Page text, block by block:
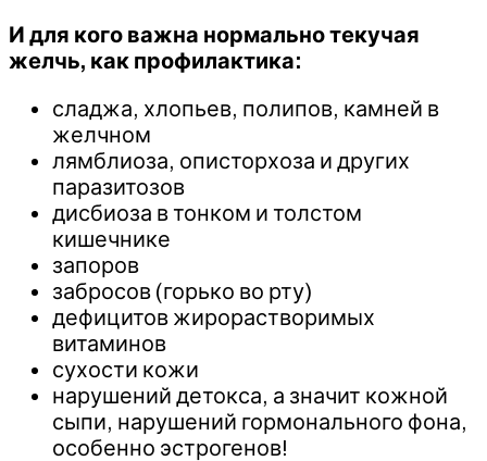
И для кого важна нормально текучая
желчь, как профилактика:
сладжа, хлопьев, полипов, камней в
желчном
лямблиоза, описторхоза и других
паразитозов
дисбиоза в тонком и толстом
кишечнике
запоров
забросов (горько во рту)
дефицитов жирорастворимых
витаминов
сухости кожи
нарушений детокса, а значит кожной
сыпи, нарушений гормонального фона,
особенно эстрогенов!